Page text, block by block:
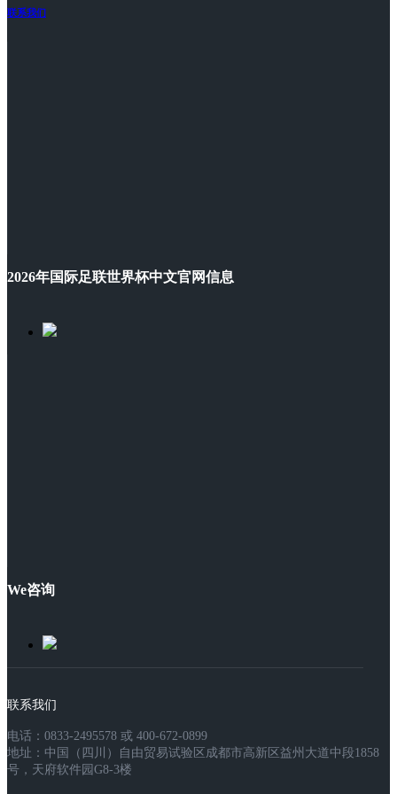
联系我们
2026年国际足联世界杯中文官网信息
We咨询
联系我们
电话：0833-2495578 或 400-672-0899
地址：中国（四川）自由贸易试验区成都市高新区益州大道中段1858
号，天府软件园G8-3楼